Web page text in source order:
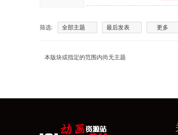
筛选: 全部主题 最后发表 更多
本版块或指定的范围内尚无主题